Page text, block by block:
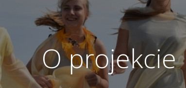
O projekcie